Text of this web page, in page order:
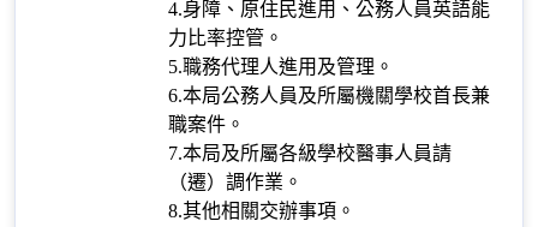
4.身障、原住民進用、公務人員英語能
力比率控管。
5.職務代理人進用及管理。
6.本局公務人員及所屬機關學校首長兼
職案件。
7.本局及所屬各級學校醫事人員請
（遷）調作業。
8.其他相關交辦事項。